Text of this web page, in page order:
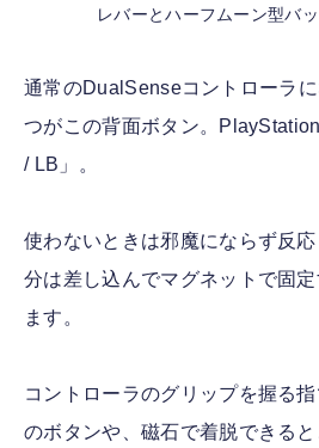
レバーとハーフムーン型バ
通常のDualSenseコントローラ
つがこの背面ボタン。
/ LB」。
使わないときは邪魔にならず反
分は差し込んでマグネットで固
ます。
コントローラのグリップを握る
のボタンや、磁石で着脱できる